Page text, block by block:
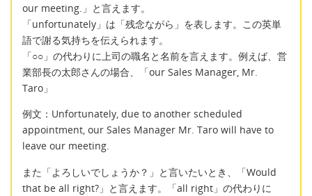
our meeting.」と言えます。
「unfortunately」は「残念ながら」を表します。この英単
語で謝る気持ちを伝えられます。
「○○」の代わりに上司の職名と名前を言えます。例えば、営
業部長の太郎さんの場合、「our Sales Manager, Mr.
Taro」
例文：Unfortunately, due to another scheduled
appointment, our Sales Manager Mr. Taro will have to
leave our meeting.
また「よろしいでしょうか？」と言いたいとき、「Would
that be all right?」と言えます。「all right」の代わりに